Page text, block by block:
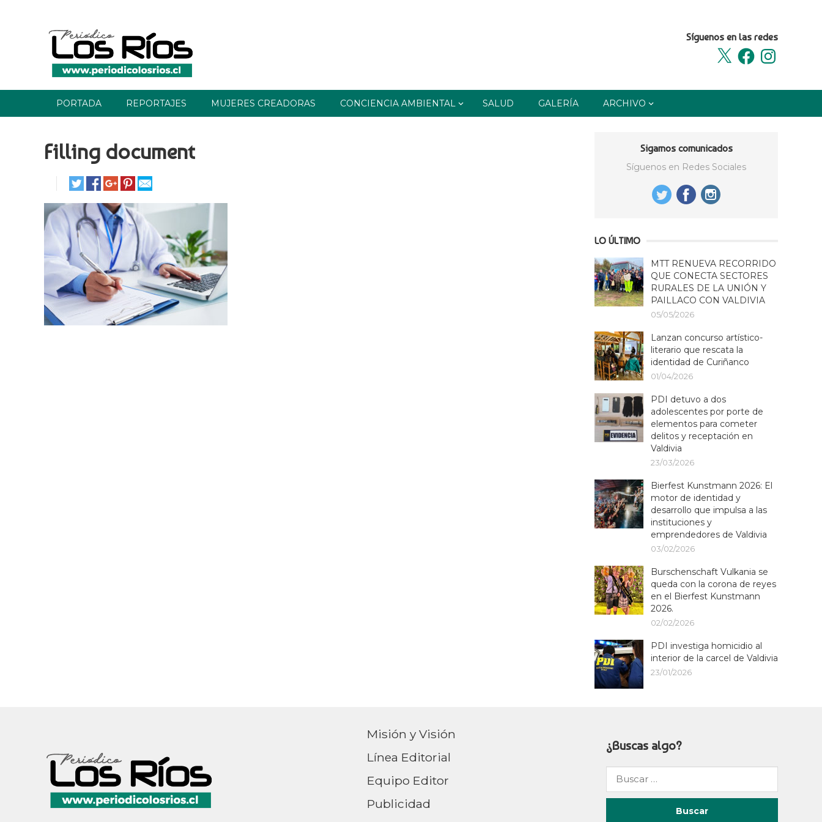
Síguenos en las redes
X
FacebookInstagram
PORTADA REPORTAJES MUJERES CREADORAS CONCIENCIA AMBIENTAL SALUD GALERÍA ARCHIVO
Filling document Sigamos comunicados
Síguenos en Redes Sociales
LO ÚLTIMO
MTT RENUEVA RECORRIDO
QUE CONECTA SECTORES
RURALES DE LA UNIÓN Y
PAILLACO CON VALDIVIA
05/05/2026
Lanzan concurso artístico-
literario que rescata la
identidad de Curiñanco
01/04/2026
PDI detuvo a dos
adolescentes por porte de
elementos para cometer
delitos y receptación en
Valdivia
23/03/2026
Bierfest Kunstmann 2026: El
motor de identidad y
desarrollo que impulsa a las
instituciones y
emprendedores de Valdivia
03/02/2026
Burschenschaft Vulkania se
queda con la corona de reyes
en el Bierfest Kunstmann
2026.
02/02/2026
PDI investiga homicidio al
interior de la carcel de Valdivia
23/01/2026
Misión y Visión
Línea Editorial
Equipo Editor
Publicidad
¿Buscas algo?
Buscar
por: